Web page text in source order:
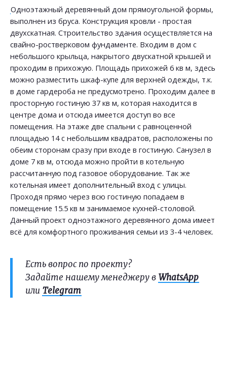
Одноэтажный деревянный дом прямоугольной формы,
выполнен из бруса. Конструкция кровли - простая
двухскатная. Строительство здания осуществляется на
свайно-ростверковом фундаменте. Входим в дом с
небольшого крыльца, накрытого двускатной крышей и
проходим в прихожую. Площадь прихожей 6 кв м, здесь
можно разместить шкаф-купе для верхней одежды, т.к.
в доме гардероба не предусмотрено. Проходим далее в
просторную гостиную 37 кв м, которая находится в
центре дома и отсюда имеется доступ во все
помещения. На этаже две спальни с равноценной
площадью 14 с небольшим квадратов, расположены по
обеим сторонам сразу при входе в гостиную. Санузел в
доме 7 кв м, отсюда можно пройти в котельную
рассчитанную под газовое оборудование. Так же
котельная имеет дополнительный вход с улицы.
Проходя прямо через всю гостиную попадаем в
помещение 15.5 кв м занимаемое кухней-столовой.
Данный проект одноэтажного деревянного дома имеет
всё для комфортного проживания семьи из 3-4 человек.
Есть вопрос по проекту?
Задайте нашему менеджеру в WhatsApp
или Telegram